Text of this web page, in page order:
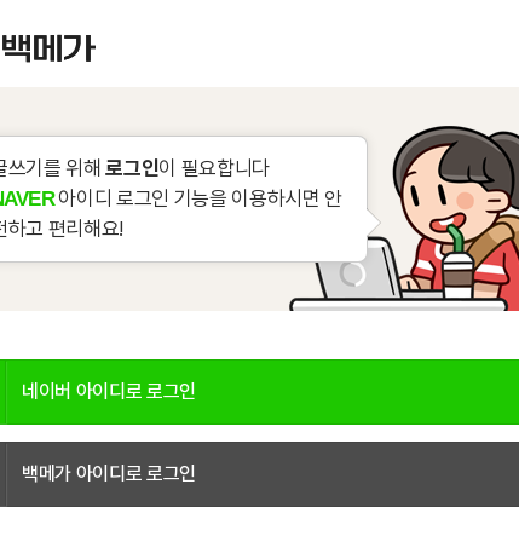
쓰기를 위해로그인이 필요합니다
아이디 로그인 기능을 이용하시면 안
하고 편리해요!
네이버 아이디로 로그인
백메가 아이디로 로그인